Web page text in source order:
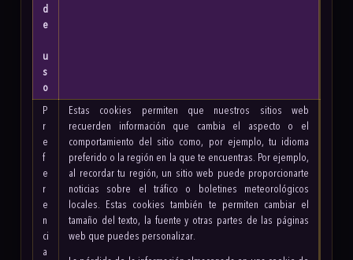
d
e
u
s
o
P
r
e
f
e
r
e
n
ci
a
Estas cookies permiten que nuestros sitios web
recuerden información que cambia el aspecto o el
comportamiento del sitio como, por ejemplo, tu idioma
preferido o la región en la que te encuentras. Por ejemplo,
al recordar tu región, un sitio web puede proporcionarte
noticias sobre el tráfico o boletines meteorológicos
locales. Estas cookies también te permiten cambiar el
tamaño del texto, la fuente y otras partes de las páginas
web que puedes personalizar.